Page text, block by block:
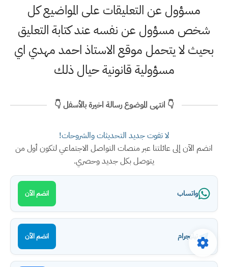
مسؤول عن التعليقات على المواضيع كل
شخص مسؤول عن نفسه عند كتابة التعليق
بحيث لا يتحمل موقع الاستاذ احمد مهدي اي
مسؤولية قانونية حيال ذلك
👇 انتهى الموضوع رسالة اخيرة بالأسفل 👇
لا تفوت جديد التحديثات والشروحات!
انضم الآن إلى عائلتنا عبر منصات التواصل الاجتماعي لتكون أول من
يتوصل بكل جديد وحصري.
واتساب انضم الآن
تيليجرام انضم الآن